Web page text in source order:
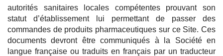
autorités sanitaires locales compétentes prouvant son
statut d’établissement lui permettant de passer des
commandes de produits pharmaceutiques sur ce Site. Ces
documents devront être communiqués à la Société en
langue française ou traduits en français par un traducteur